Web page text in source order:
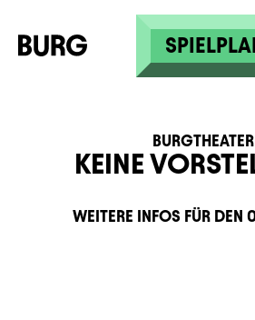
Skip to main content
KEINE
BURGTHEATER
WEITERE INFOS FÜR DEN